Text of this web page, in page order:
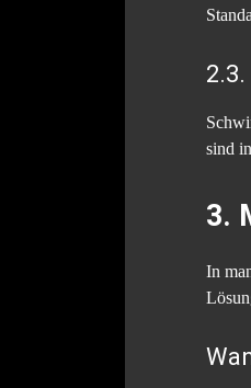
sind
3.
In